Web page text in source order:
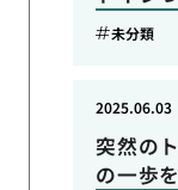
未分類
突然の
の一歩
2025.06.03